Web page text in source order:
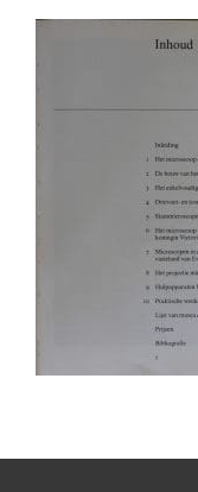
‘Jones’
Long,
Nachet,